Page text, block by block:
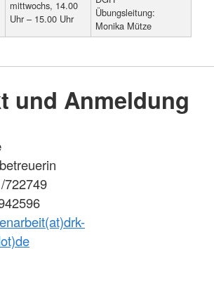
mittwochs, 14.00
Uhr – 15.00 Uhr
Übungsleitung:
Monika Mütze
und Anmeldung
722749